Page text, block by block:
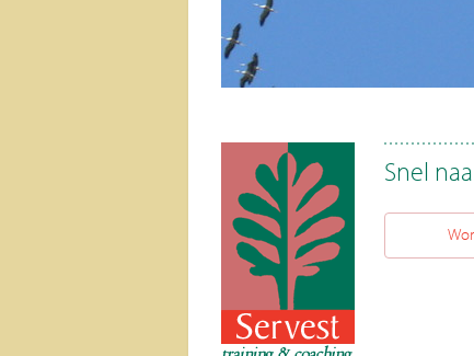
Snel